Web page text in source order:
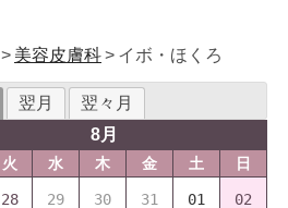
> 美容皮膚科> イボ・ほくろ
翌月
翌々月
8月
火 水 木 金 土 日
28 29 30 31 01 02